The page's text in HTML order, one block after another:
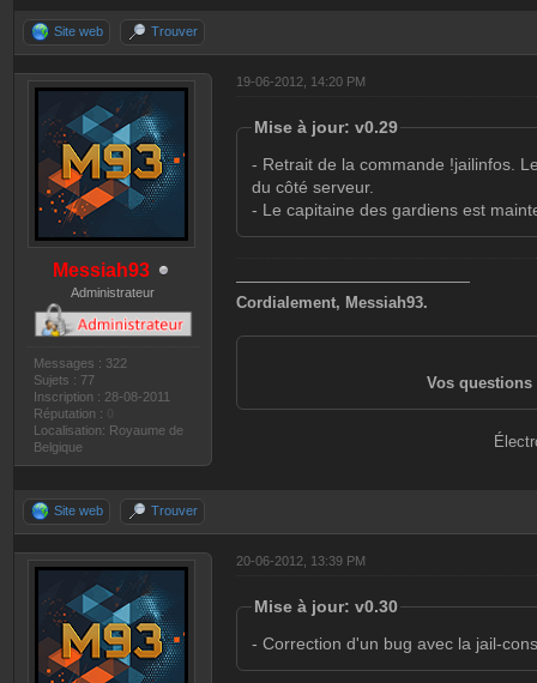
Site web Trouver
Messiah93
Administrateur
Messages : 322
Sujets : 77
Inscription : 28-08-2011
Réputation :
Localisation: Royaume de
Belgique
19-06-2012, 14:20 PM
Mise à jour: v0.29
- Retrait de la commande !jailinfos.
du côté serveur.
- Le capitaine des gardiens est
———————————————
Cordialement, Messiah93.
Vos questions
Site web Trouver
20-06-2012, 13:39 PM
Mise à jour: v0.30
- Correction d'un bug avec la jail-